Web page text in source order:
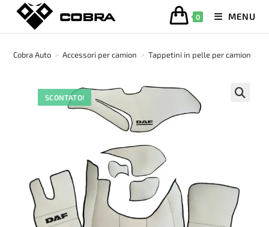
Salta
contenuto
0 MENU
Cobra Auto > Accessori per camion > Tappetini in pelle per camion >
SCONTATO!